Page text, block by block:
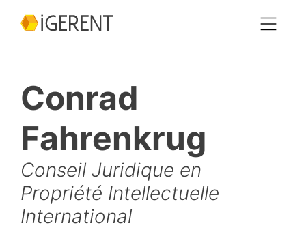
Conrad
Fahrenkrug
Conseil Juridique en
Propriété Intellectuelle
International